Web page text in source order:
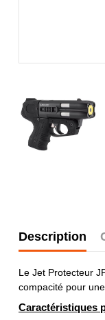
Description
Le Jet Protecteur
compacité pour
Caractéristiques